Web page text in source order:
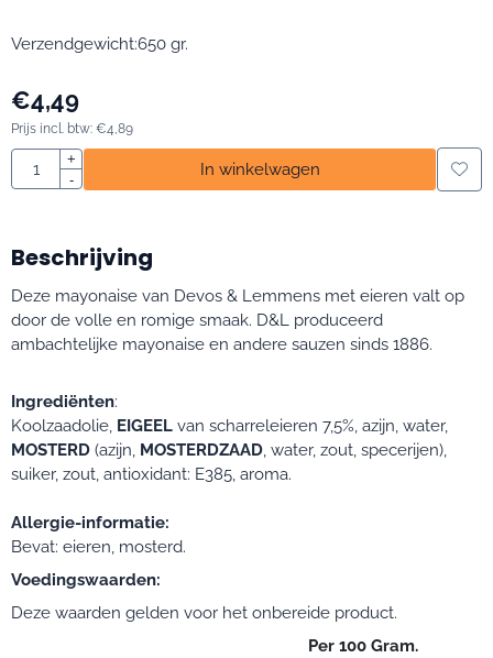
Verzendgewicht:650 gr.
€4,49
Prijs incl. btw: €4,89
Aantal
+
-
In winkelwagen
Beschrijving
Deze mayonaise van Devos & Lemmens met eieren valt op
door de volle en romige smaak. D&L produceerd
ambachtelijke mayonaise en andere sauzen sinds 1886.
Ingrediënten:
Koolzaadolie, EIGEEL van scharreleieren 7,5%, azijn, water,
MOSTERD (azijn, MOSTERDZAAD, water, zout, specerijen),
suiker, zout, antioxidant: E385, aroma.
Allergie-informatie:
Bevat: eieren, mosterd.
Voedingswaarden:
Deze waarden gelden voor het onbereide product.
Per 100 Gram.